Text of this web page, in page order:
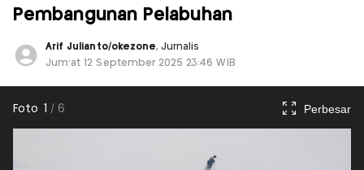
Pembangunan Pelabuhan
Arif Julianto/okezone, Jurnalis
Jum'at 12 September 2025 23:46 WIB
Foto 1 /6 Perbesar